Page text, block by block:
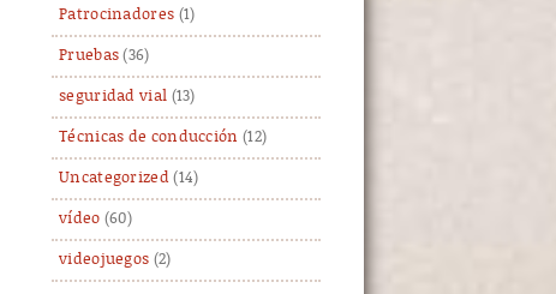
Patrocinadores (1)
Pruebas (36)
seguridad vial (13)
Técnicas de conducción (12)
Uncategorized(14)
vídeo (60)
videojuegos (2)